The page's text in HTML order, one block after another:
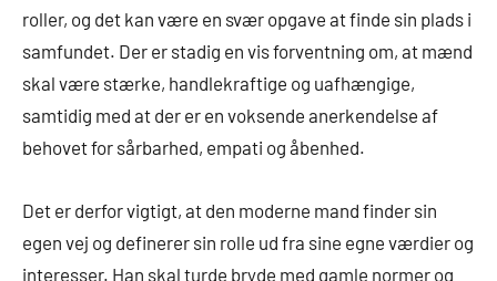
roller, og det kan være en svær opgave at finde sin plads i
samfundet. Der er stadig en vis forventning om, at mænd
skal være stærke, handlekraftige og uafhængige,
samtidig med at der er en voksende anerkendelse af
behovet for sårbarhed, empati og åbenhed.
Det er derfor vigtigt, at den moderne mand finder sin
egen vej og definerer sin rolle ud fra sine egne værdier og
interesser. Han skal turde bryde med gamle normer og